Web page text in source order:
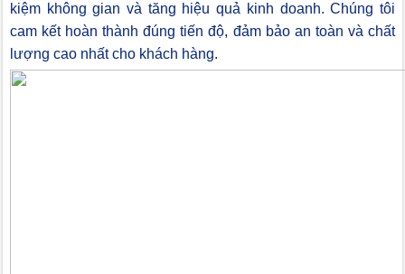
kiệm không gian và tăng hiệu quả kinh doanh. Chúng tôi
cam kết hoàn thành đúng tiến độ, đảm bảo an toàn và chất
lượng cao nhất cho khách hàng.